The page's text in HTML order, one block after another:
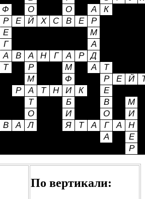
По вертикали: